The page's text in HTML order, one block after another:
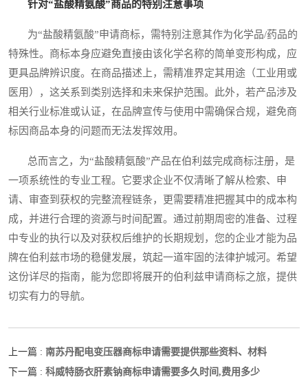
针对“盐酸精氨酸”商品的特别注意事项
为“盐酸精氨酸”申请商标，需特别注意其作为化学品/药品的
特殊性。商标本身应避免直接由该化学名称的简单变形构成，应
更具品牌辨识度。在商品描述上，需精准界定其用途（工业用或
医用），这关系到类别选择和未来保护范围。此外，若产品涉及
相关行业标准或认证，在品牌宣传与使用中需确保合规，避免商
标因商品本身的问题而无法发挥效用。
总而言之，为“盐酸精氨酸”产品在伯利兹完成商标注册，是
一项系统性的专业工程。它要求企业不仅清晰了解从检索、申
请、审查到获权的完整流程链条，更需要精准把握其中的成本构
成，并进行合理的资源与时间配置。通过前期周密的准备、过程
中专业的执行以及对获权后维护的长期规划，您的企业才能为品
牌在伯利兹市场的稳健发展，筑起一道牢固的法律护城河。希望
这份详尽的指南，能为您即将展开的伯利兹申请商标之旅，提供
切实有力的导航。
上一篇 : 南苏丹配电变压器商标申请需要提供那些资料、材料
下一篇 : 科威特肠衣肝素钠商标申请需要多久时间,费用多少